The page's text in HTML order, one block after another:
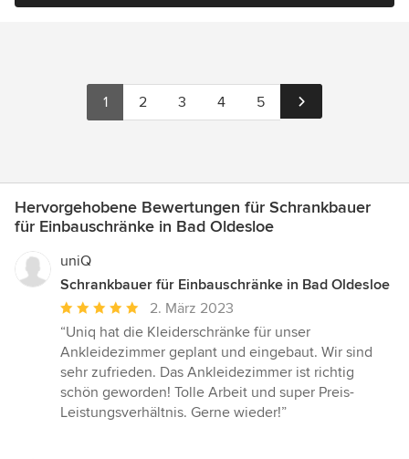
1 2 3 4 5
Hervorgehobene Bewertungen für Schrankbauer
für Einbauschränke in Bad Oldesloe
uniQ
Schrankbauer für Einbauschränke in Bad Oldesloe
Durchschnittliche
Bewertung:
5
von
5
Sternen
2. März 2023
“Uniq hat die Kleiderschränke für unser
Ankleidezimmer geplant und eingebaut. Wir sind
sehr zufrieden. Das Ankleidezimmer ist richtig
schön geworden! Tolle Arbeit und super Preis-
Leistungsverhältnis. Gerne wieder!”